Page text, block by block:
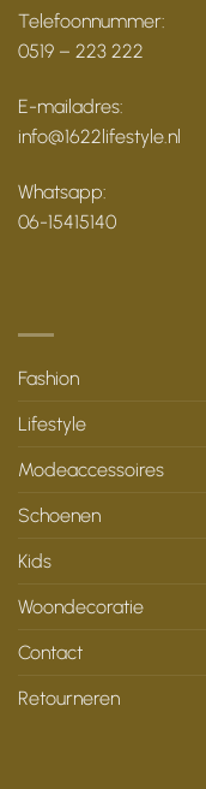
Telefoonnummer:
0519 – 223 222
E-mailadres:
info@1622lifestyle.nl
Whatsapp:
06-15415140
Fashion
Lifestyle
Modeaccessoires
Schoenen
Kids
Woondecoratie
Contact
Retourneren